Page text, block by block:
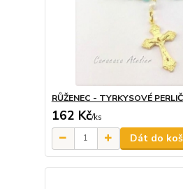
RŮŽENEC - TYRKYSOVÉ
162 Kč/ks
Dát do